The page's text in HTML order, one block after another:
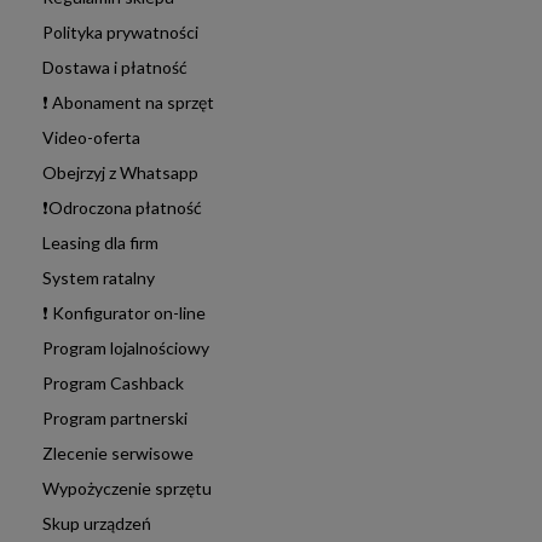
Polityka prywatności
Dostawa i płatność
❗ Abonament na sprzęt
Video-oferta
Obejrzyj z Whatsapp
❗Odroczona płatność
Leasing dla firm
System ratalny
❗ Konfigurator on-line
Program lojalnościowy
Program Cashback
Program partnerski
Zlecenie serwisowe
Wypożyczenie sprzętu
Skup urządzeń